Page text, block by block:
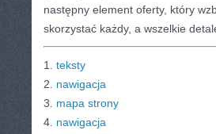
następny element oferty, który
skorzystać każdy, a wszelkie
1. teksty
2. nawigacja
3. mapa strony
4. nawigacja